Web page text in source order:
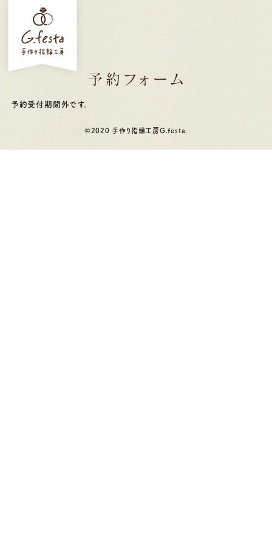
予約フォーム
予約受付期間外です。
©2020 手作り指輪工房G.festa.